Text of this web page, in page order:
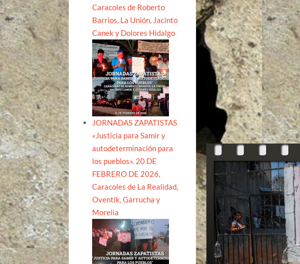
Caracoles de Roberto
Barrios, La Unión, Jacinto
Canek y Dolores Hidalgo
JORNADAS ZAPATISTAS
«Justicia para Samir y
autodeterminación para
los pueblos». 20 DE
FEBRERO DE 2026,
Caracoles de La Realidad,
Oventik, Garrucha y
Morelia